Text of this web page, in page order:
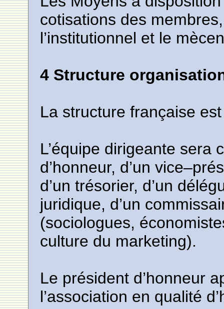
cotisations des
l’institutionnel et le
4 Structure
La structure française
L’équipe dirigeante sera
d’honneur, d’un
d’un trésorier, d’un
juridique, d’un
(sociologues,
culture du marketing).
Le président d’honneur
l’association en qualité